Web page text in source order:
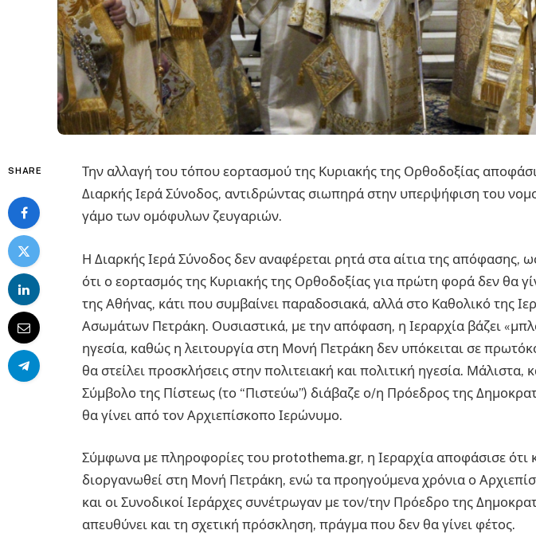
SHARE
Την αλλαγή του τόπου εορτασμού της Κυριακής της Ορθοδοξίας
Διαρκής Ιερά Σύνοδος, αντιδρώντας σιωπηρά στην υπερψήφιση του
γάμο των ομόφυλων ζευγαριών.
Η Διαρκής Ιερά Σύνοδος δεν αναφέρεται ρητά στα αίτια της απόφασης,
ότι ο εορτασμός της Κυριακής της Ορθοδοξίας για πρώτη φορά δεν θα
της Αθήνας, κάτι που συμβαίνει παραδοσιακά, αλλά στο Καθολικό της
Ασωμάτων Πετράκη. Ουσιαστικά, με την απόφαση, η Ιεραρχία βάζει
ηγεσία, καθώς η λειτουργία στη Μονή Πετράκη δεν υπόκειται σε
θα στείλει προσκλήσεις στην πολιτειακή και πολιτική ηγεσία. Μάλιστα,
Σύμβολο της Πίστεως (το “Πιστεύω”) διάβαζε ο/η Πρόεδρος της
θα γίνει από τον Αρχιεπίσκοπο Ιερώνυμο.
Σύμφωνα με πληροφορίες του protothema.gr, η Ιεραρχία αποφάσισε ότι
διοργανωθεί στη Μονή Πετράκη, ενώ τα προηγούμενα χρόνια ο
και οι Συνοδικοί Ιεράρχες συνέτρωγαν με τον/την Πρόεδρο της
απευθύνει και τη σχετική πρόσκληση, πράγμα που δεν θα γίνει φέτος.